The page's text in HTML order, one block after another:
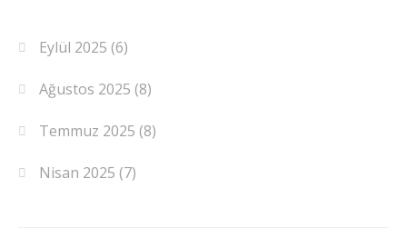
Eylül 2025 (6)
Ağustos 2025 (8)
Temmuz 2025 (8)
Nisan 2025 (7)